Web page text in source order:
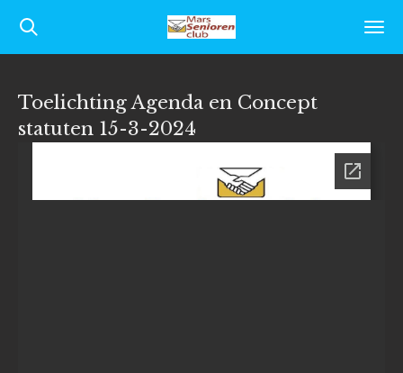
Ga
direct
de
hoofdinhoud
Toelichting Agenda en Concept
statuten 15-3-2024